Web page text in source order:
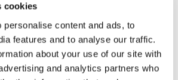
cookies
personalise content and ads, to
features and to analyse our traffic.
about your use of our site with
and analytics partners who
Correo electrónico